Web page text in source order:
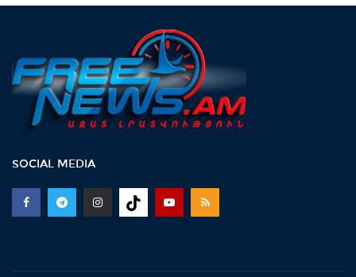
SOCIAL MEDIA